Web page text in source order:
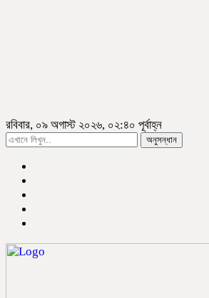
রবিবার, ০৯ অগাস্ট ২০২৬, ০২:৪০ পূর্বাহ্ন
অনুসন্ধান